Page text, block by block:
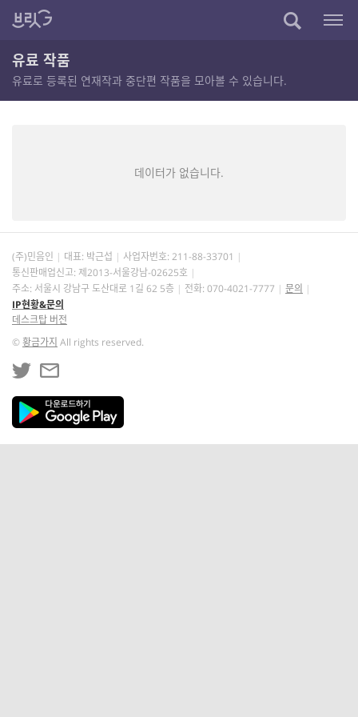
유료 작품
유료로 등록된 연재작과 중단편 작품을 모아볼 수 있습니다.
데이터가 없습니다.
(주)민음인 대표: 박근섭 사업자번호: 211-88-33701
통신판매업신고: 제2013-서울강남-02625호
주소: 서울시 강남구 도산대로 1길 62 5층
전화: 070-4021-7777
문의
IP현황&문의
데스크탑 버전
©황금가지 All rights reserved.